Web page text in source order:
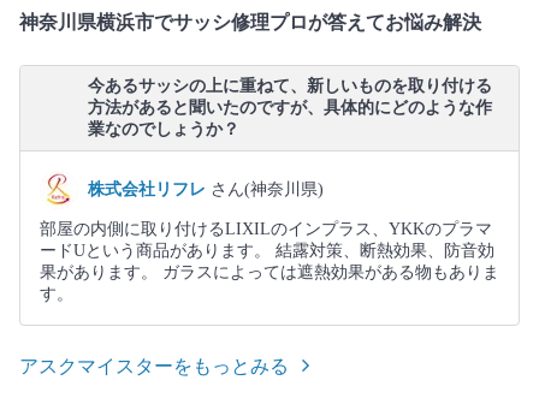
神奈川県横浜市でサッシ修理プロが答えてお悩み解決
今あるサッシの上に重ねて、新しいものを取り付ける
方法があると聞いたのですが、具体的にどのような作
業なのでしょうか？
株式会社リフレ さん(神奈川県)
部屋の内側に取り付けるLIXILのインプラス、YKKのプラマ
ードUという商品があります。 結露対策、断熱効果、防音効
果があります。 ガラスによっては遮熱効果がある物もありま
す。
アスクマイスターをもっとみる